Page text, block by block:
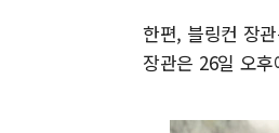
한편, 블링컨 장
장관은 26일 오